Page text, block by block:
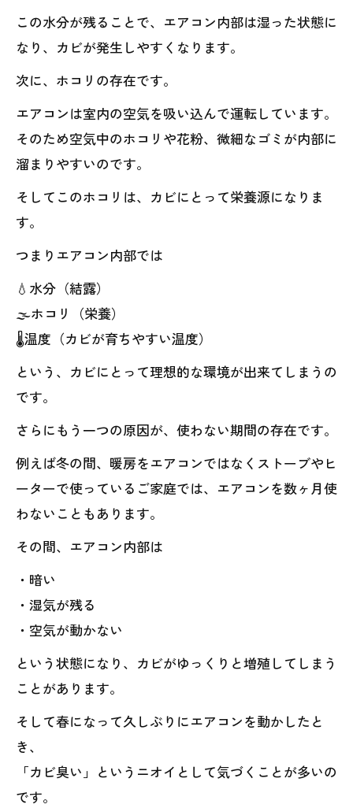
この水分が残ることで、エアコン内部は湿った状態に
なり、カビが発生しやすくなります。
次に、ホコリの存在です。
エアコンは室内の空気を吸い込んで運転しています。
そのため空気中のホコリや花粉、微細なゴミが内部に
溜まりやすいのです。
そしてこのホコリは、カビにとって栄養源になりま
す。
つまりエアコン内部では
💧水分（結露）
🌫ホコリ（栄養）
🌡温度（カビが育ちやすい温度）
という、カビにとって理想的な環境が出来てしまうの
です。
さらにもう一つの原因が、使わない期間の存在です。
例えば冬の間、暖房をエアコンではなくストーブやヒ
ーターで使っているご家庭では、エアコンを数ヶ月使
わないこともあります。
その間、エアコン内部は
・暗い
・湿気が残る
・空気が動かない
という状態になり、カビがゆっくりと増殖してしまう
ことがあります。
そして春になって久しぶりにエアコンを動かしたと
き、
「カビ臭い」というニオイとして気づくことが多いの
です。